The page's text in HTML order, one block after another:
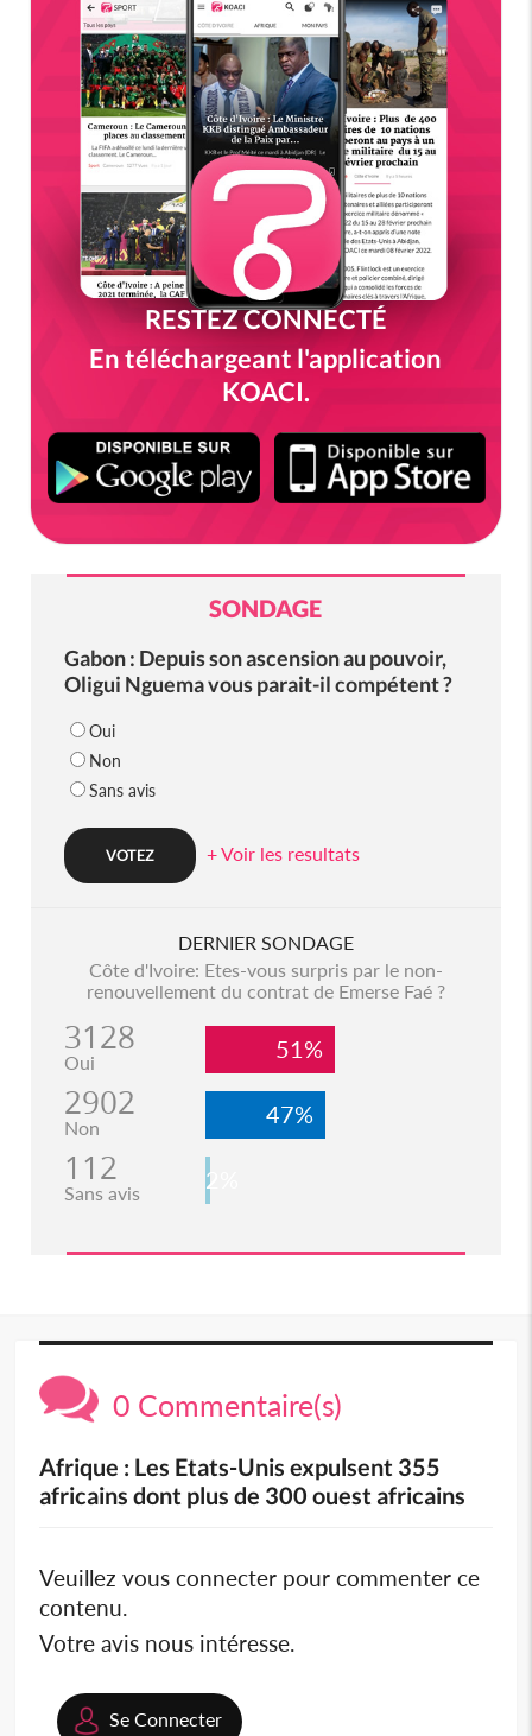
RESTEZ CONNECTÉ
En téléchargeant l'application
KOACI.
SONDAGE
Gabon : Depuis son ascension au pouvoir,
Oligui Nguema vous parait-il compétent ?
Oui
Non
Sans avis
+ Voir les resultats
DERNIER SONDAGE
Côte d'Ivoire: Etes-vous surpris par le non-
renouvellement du contrat de Emerse Faé ?
3128
Oui 51%
2902
Non 47%
112
Sans avis 2%
0 Commentaire(s)
Afrique : Les Etats-Unis expulsent 355
africains dont plus de 300 ouest africains
Veuillez vous connecter pour commenter ce
contenu.
Votre avis nous intéresse.
Se Connecter